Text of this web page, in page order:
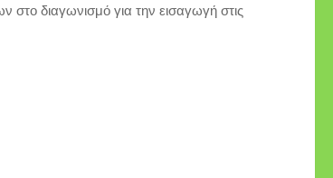
διαγωνισμό για την εισαγωγή στις